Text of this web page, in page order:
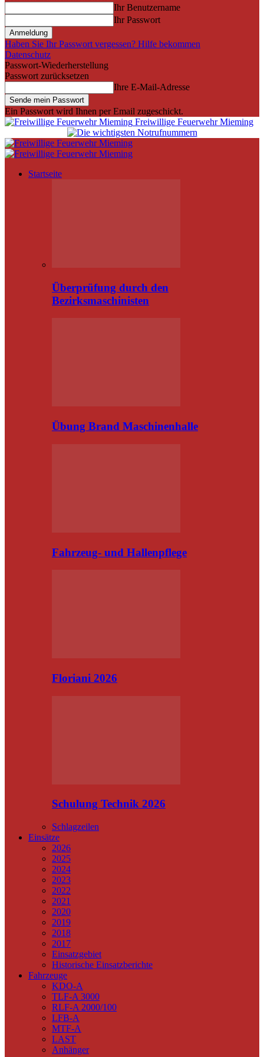
Ihr Benutzername
Ihr Passwort
Haben Sie Ihr Passwort vergessen? Hilfe bekommen
Datenschutz
Passwort-Wiederherstellung
Passwort zurücksetzen
Ihre E-Mail-Adresse
Ein Passwort wird Ihnen per Email zugeschickt.
Freiwillige Feuerwehr Mieming
Startseite
Überprüfung durch den
Bezirksmaschinisten
Übung Brand Maschinenhalle
Fahrzeug- und Hallenpflege
Floriani 2026
Schulung Technik 2026
Schlagzeilen
Einsätze
2026
2025
2024
2023
2022
2021
2020
2019
2018
2017
Einsatzgebiet
Historische Einsatzberichte
Fahrzeuge
KDO-A
TLF-A 3000
RLF-A 2000/100
LFB-A
MTF-A
LAST
Anhänger